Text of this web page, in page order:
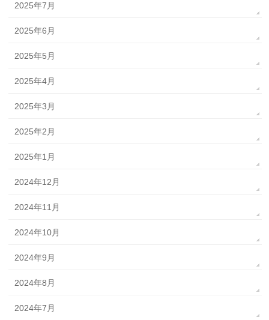
2025年7月
2025年6月
2025年5月
2025年4月
2025年3月
2025年2月
2025年1月
2024年12月
2024年11月
2024年10月
2024年9月
2024年8月
2024年7月